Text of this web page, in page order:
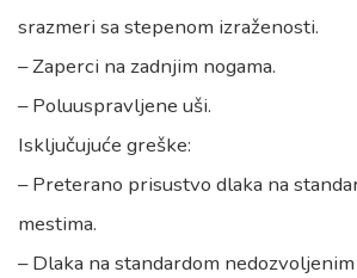
srazmeri sa stepenom izraženosti.
– Zaperci na zadnjim nogama.
– Poluuspravljene uši.
Isključujuće greške:
– Preterano prisustvo dlaka na
mestima.
– Dlaka na standardom